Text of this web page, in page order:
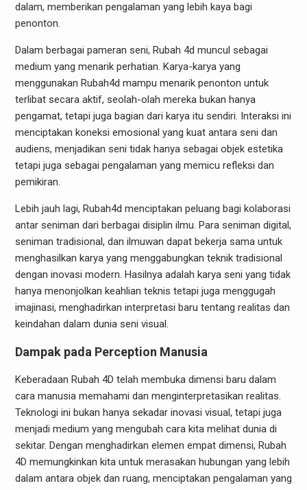
dalam, memberikan pengalaman yang lebih kaya bagi
penonton.
Dalam berbagai pameran seni, Rubah 4d muncul sebagai
medium yang menarik perhatian. Karya-karya yang
menggunakan Rubah4d mampu menarik penonton untuk
terlibat secara aktif, seolah-olah mereka bukan hanya
pengamat, tetapi juga bagian dari karya itu sendiri. Interaksi ini
menciptakan koneksi emosional yang kuat antara seni dan
audiens, menjadikan seni tidak hanya sebagai objek estetika
tetapi juga sebagai pengalaman yang memicu refleksi dan
pemikiran.
Lebih jauh lagi, Rubah4d menciptakan peluang bagi kolaborasi
antar seniman dari berbagai disiplin ilmu. Para seniman digital,
seniman tradisional, dan ilmuwan dapat bekerja sama untuk
menghasilkan karya yang menggabungkan teknik tradisional
dengan inovasi modern. Hasilnya adalah karya seni yang tidak
hanya menonjolkan keahlian teknis tetapi juga menggugah
imajinasi, menghadirkan interpretasi baru tentang realitas dan
keindahan dalam dunia seni visual.
Dampak pada Perception Manusia
Keberadaan Rubah 4D telah membuka dimensi baru dalam
cara manusia memahami dan menginterpretasikan realitas.
Teknologi ini bukan hanya sekadar inovasi visual, tetapi juga
menjadi medium yang mengubah cara kita melihat dunia di
sekitar. Dengan menghadirkan elemen empat dimensi, Rubah
4D memungkinkan kita untuk merasakan hubungan yang lebih
dalam antara objek dan ruang, menciptakan pengalaman yang